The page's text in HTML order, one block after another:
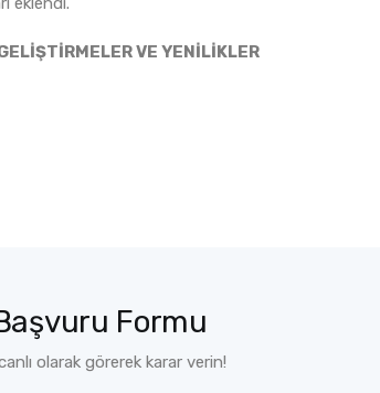
VE YENİLİKLER
Formu
olarak görerek karar verin!